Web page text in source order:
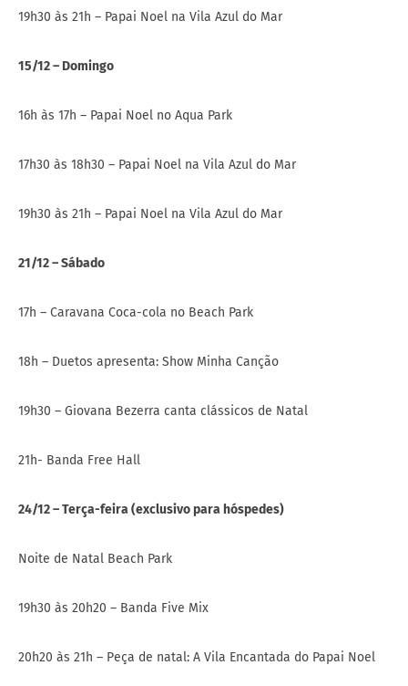
19h30 às 21h – Papai Noel na Vila Azul do Mar
15/12 – Domingo
16h às 17h – Papai Noel no Aqua Park
17h30 às 18h30 – Papai Noel na Vila Azul do Mar
19h30 às 21h – Papai Noel na Vila Azul do Mar
21/12 – Sábado
17h – Caravana Coca-cola no Beach Park
18h – Duetos apresenta: Show Minha Canção
19h30 – Giovana Bezerra canta clássicos de Natal
21h- Banda Free Hall
24/12 – Terça-feira (exclusivo para hóspedes)
Noite de Natal Beach Park
19h30 às 20h20 – Banda Five Mix
20h20 às 21h – Peça de natal: A Vila Encantada do Papai Noel